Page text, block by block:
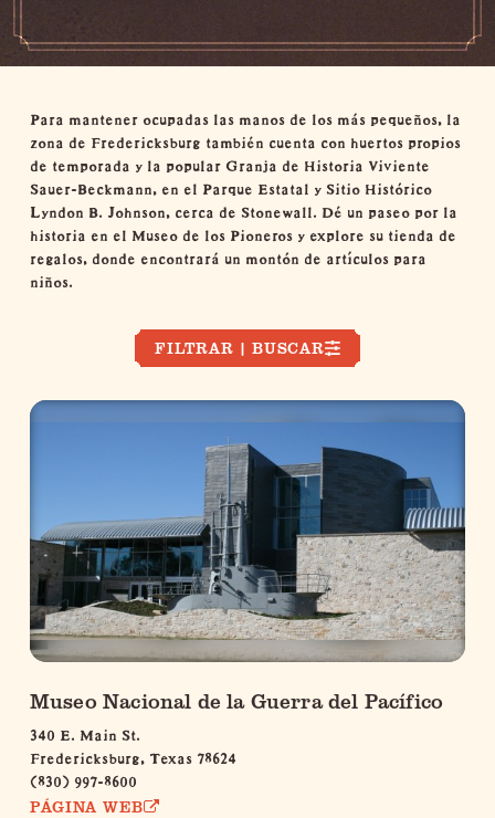
Para mantener ocupadas las manos de los más pequeños, la
zona de Fredericksburg también cuenta con huertos propios
de temporada y la popular Granja de Historia Viviente
Sauer-Beckmann, en el Parque Estatal y Sitio Histórico
Lyndon B. Johnson, cerca de Stonewall. Dé un paseo por la
historia en el Museo de los Pionerosy explore su tienda de
regalos, donde encontrará un montón de artículos para
niños.
FILTRAR | BUSCAR
Museo Nacional de la Guerra del Pacífico
340 E. Main St.
Fredericksburg, Texas 78624
(830) 997-8600
PÁGINA WEB